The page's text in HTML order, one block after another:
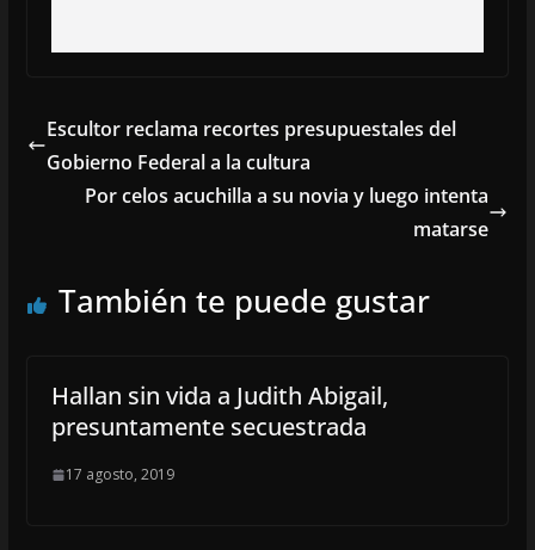
Escultor reclama recortes presupuestales del
Gobierno Federal a la cultura
Por celos acuchilla a su novia y luego intenta
matarse
También te puede gustar
Hallan sin vida a Judith Abigail,
presuntamente secuestrada
17 agosto, 2019